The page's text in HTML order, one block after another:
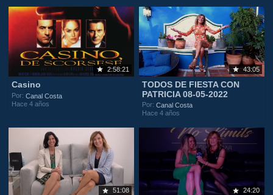
2:58:21
Casino
Por:Canal Costa
Hace 4 años
43:05
TODOS DE FIESTA CON
PATRICIA 08-05-2022
Por:Canal Costa
Hace 4 años
51:08 24:20